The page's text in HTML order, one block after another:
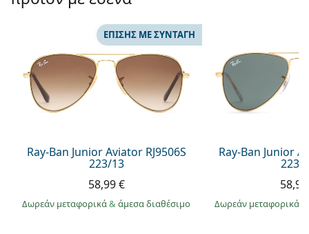
Persol
Όλες οι μάρκες
Ray-Ban Junior Aviator RJ9506S
223/13
ΕΠΊΣΗΣ ΜΕ ΣΥΝΤΑΓΉ
58,99 €
Δωρεάν μεταφορικά& άμεσα διαθέσιμο
Ray-Ban Junior
223/
Δωρεάν μεταφορικά